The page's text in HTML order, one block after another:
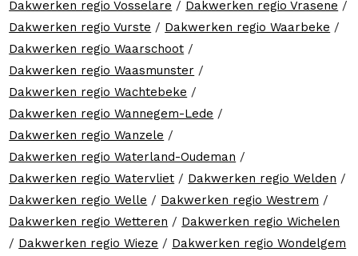
Dakwerken regio Vosselare / Dakwerken regio Vrasene /
Dakwerken regio Vurste / Dakwerken regio Waarbeke /
Dakwerken regio Waarschoot /
Dakwerken regio Waasmunster /
Dakwerken regio Wachtebeke /
Dakwerken regio Wannegem-Lede /
Dakwerken regio Wanzele /
Dakwerken regio Waterland-Oudeman /
Dakwerken regio Watervliet / Dakwerken regio Welden /
Dakwerken regio Welle / Dakwerken regio Westrem /
Dakwerken regio Wetteren / Dakwerken regio Wichelen
/ Dakwerken regio Wieze / Dakwerken regio Wondelgem